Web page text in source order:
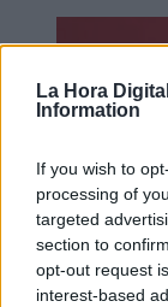
La Hora
Information
If you wish to
processing of
targeted
section to
opt-out request
interest-based